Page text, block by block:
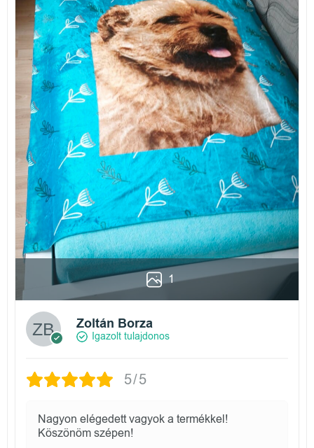
1
Zoltán Borza
Igazolt tulajdonos
5/5
Nagyon elégedett vagyok a termékkel!
Köszönöm szépen!